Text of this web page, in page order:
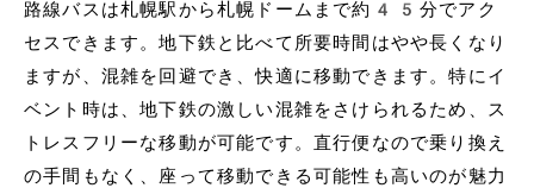
路線バスは札幌駅から札幌ドームまで約45分でアク
セスできます。地下鉄と比べて所要時間はやや長くなり
ますが、混雑を回避でき、快適に移動できます。特にイ
ベント時は、地下鉄の激しい混雑をさけられるため、ス
トレスフリーな移動が可能です。直行便なので乗り換え
の手間もなく、座って移動できる可能性も高いのが魅力